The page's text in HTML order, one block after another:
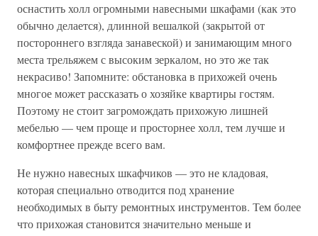
оснастить холл огромными навесными шкафами (как это
обычно делается), длинной вешалкой (закрытой от
постороннего взгляда занавеской) и занимающим много
места трельяжем с высоким зеркалом, но это же так
некрасиво! Запомните: обстановка в прихожей очень
многое может рассказать о хозяйке квартиры гостям.
Поэтому не стоит загромождать прихожую лишней
мебелью — чем проще и просторнее холл, тем лучше и
комфортнее прежде всего вам.
Не нужно навесных шкафчиков — это не кладовая,
которая специально отводится под хранение
необходимых в быту ремонтных инструментов. Тем более
что прихожая становится значительно меньше и